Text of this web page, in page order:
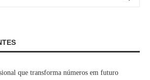
que transforma números em futuro